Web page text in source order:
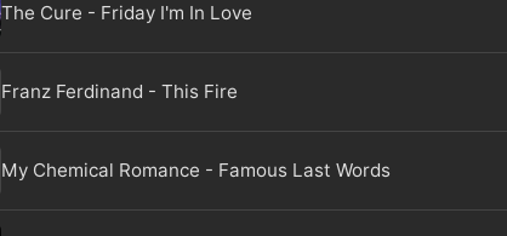
The Cure - Friday I'm In Love
Franz Ferdinand - This Fire
My Chemical Romance - Famous Last Words